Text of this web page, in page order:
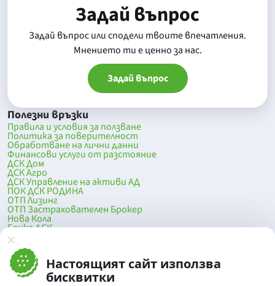
Настоящият сайт използва
бисквитки
Задай въпрос
Задай въпрос или сподели твоите впечатления.
Mнението ти е ценно за нас.
Задай въпрос
Полезни връзки
Правила и условия за ползване
Политика за поверителност
Обработване на лични данни
Финансови услуги от разстояние
ДСК Дом
ДСК Агро
ДСК Управление на активи АД
ПОК ДСК РОДИНА
ОТП Лизинг
ОТП Застрахователен Брокер
Нова Кола
Банка ДСК
DSK Mobile
Оферти за продажба от Банка ДСК
Клонова мрежа и банкомати
До началото на страницата